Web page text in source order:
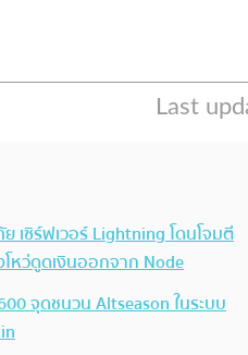
เซิร์ฟเวอร์ Lightning โดนโจมตี
โหว่ดูดเงินออกจาก Node
จุดชนวน Altseason ในระบบ